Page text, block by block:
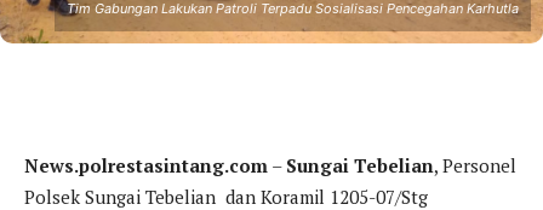
Tim Gabungan Lakukan Patroli Terpadu Sosialisasi Pencegahan Karhutla
News.polrestasintang.com – Sungai Tebelian, Personel
Polsek Sungai Tebelian dan Koramil 1205-07/Stg